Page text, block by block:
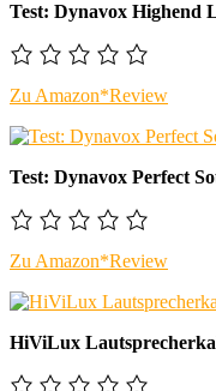
Test: Dynavox Highend
Zu Amazon*Review
Test: Dynavox Perfect
Zu Amazon*Review
HiViLux